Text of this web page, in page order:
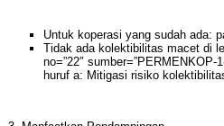
Untuk koperasi yang sudah ada:
Tidak ada kolektibilitas macet di
no=”22″
huruf a: Mitigasi risiko